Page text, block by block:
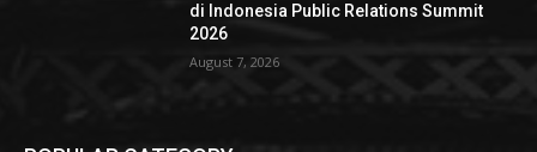
di Indonesia Public Relations Summit
2026
August 7, 2026